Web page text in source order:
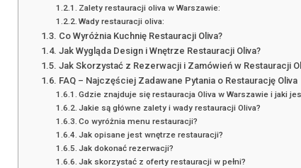
Zalety restauracji oliva w Warszawie:
Wady restauracji oliva:
Co Wyróżnia Kuchnię Restauracji Oliva?
Jak Wygląda Design i Wnętrze Restauracji Oliva?
Jak Skorzystać z Rezerwacji i Zamówień w Restauracji
FAQ – Najczęściej Zadawane Pytania o Restaurację Oliva
Gdzie znajduje się restauracja Oliva w Warszawie i jaki
Jakie są główne zalety i wady restauracji Oliva?
Co wyróżnia menu restauracji?
Jak opisane jest wnętrze restauracji?
Jak dokonać rezerwacji?
Jak skorzystać z oferty restauracji w pełni?